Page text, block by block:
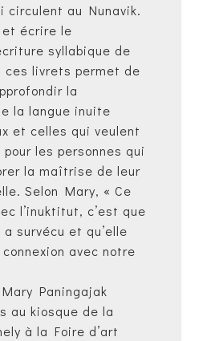
circulent au Nunavik.
écrire le
syllabique de
ces livrets permet de
la
la langue inuite
et celles qui veulent
pour les personnes qui
la maîtrise de leur
Selon Mary, « Ce
l’inuktitut, c’est que
survécu et qu’elle
avec notre
Paningajak
au kiosque de la
à la Foire d’art